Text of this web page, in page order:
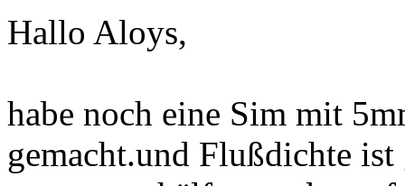
Hallo Aloys,
habe noch eine Sim mit
gemacht.und Flußdichte